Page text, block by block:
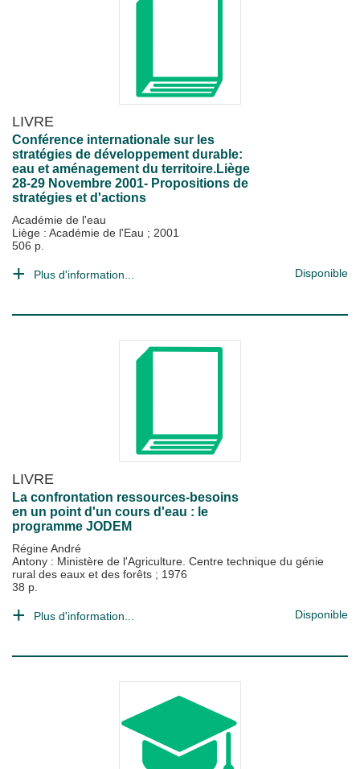
LIVRE
Conférence internationale sur les
stratégies de développement durable:
eau et aménagement du territoire.Liège
28-29 Novembre 2001- Propositions de
stratégies et d'actions
Académie de l'eau
Liège : Académie de l'Eau ; 2001
506 p.
Plus d'information... Disponible
LIVRE
La confrontation ressources-besoins
en un point d'un cours d'eau : le
programme JODEM
Régine André
Antony : Ministère de l'Agriculture. Centre technique du génie
rural des eaux et des forêts ; 1976
38 p.
Plus d'information... Disponible